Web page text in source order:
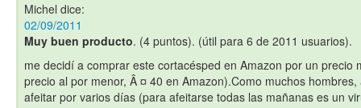
Michel dice:
02/09/2011
Muy buen producto. (4 puntos). (útil para 6 de 2011 usuarios).
me decidí a comprar este cortacésped en Amazon por un precio
precio al por menor, Â ¤ 40 en Amazon).Como muchos
afeitar por varios días (para afeitarse todas las mañanas es un